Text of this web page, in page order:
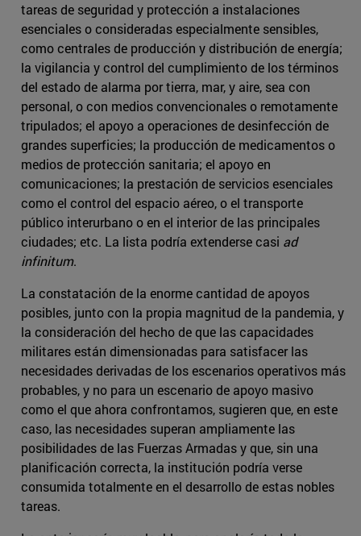
tareas de seguridad y protección a instalaciones
esenciales o consideradas especialmente sensibles,
como centrales de producción y distribución de energía;
la vigilancia y control del cumplimiento de los términos
del estado de alarma por tierra, mar, y aire, sea con
personal, o con medios convencionales o remotamente
tripulados; el apoyo a operaciones de desinfección de
grandes superficies; la producción de medicamentos o
medios de protección sanitaria; el apoyo en
comunicaciones; la prestación de servicios esenciales
como el control del espacio aéreo, o el transporte
público interurbano o en el interior de las principales
ciudades; etc. La lista podría extenderse casi ad
infinitum.
La constatación de la enorme cantidad de apoyos
posibles, junto con la propia magnitud de la pandemia, y
la consideración del hecho de que las capacidades
militares están dimensionadas para satisfacer las
necesidades derivadas de los escenarios operativos más
probables, y no para un escenario de apoyo masivo
como el que ahora confrontamos, sugieren que, en este
caso, las necesidades superan ampliamente las
posibilidades de las Fuerzas Armadas y que, sin una
planificación correcta, la institución podría verse
consumida totalmente en el desarrollo de estas nobles
tareas.